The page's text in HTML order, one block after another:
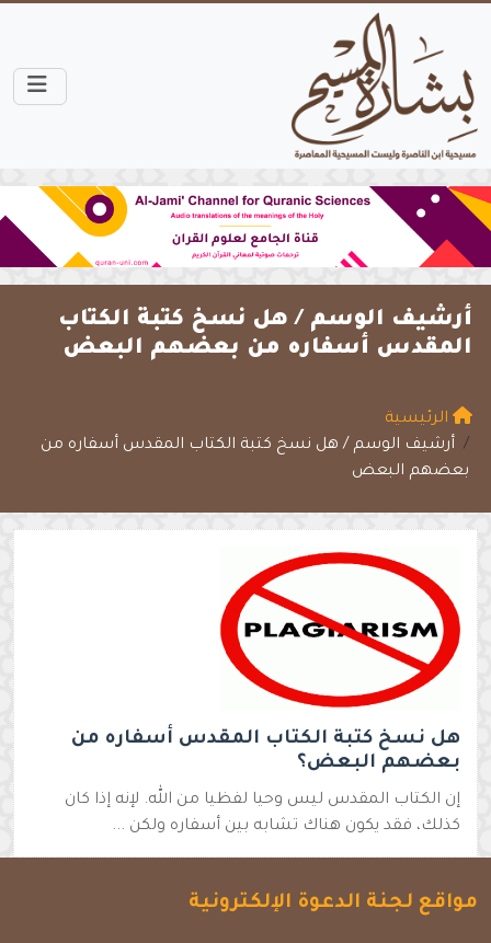
أرشيف الوسم / هل نسخ كتبة الكتاب
المقدس أسفاره من بعضهم البعض
الرئيسية
أرشيف الوسم / هل نسخ كتبة الكتاب المقدس أسفاره من
بعضهم البعض
هل نسخ كتبة الكتاب المقدس أسفاره من
بعضهم البعض؟
إن الكتاب المقدس ليس وحيا لفظيا من الله. لإنه إذا كان
كذلك، فقد يكون هناك تشابه بين أسفاره ولكن ...
مواقع لجنة الدعوة الإلكترونية